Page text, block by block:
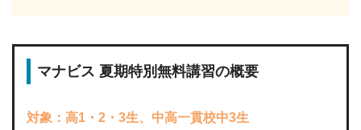
マナビス 夏期特別無料講習の概要
対象：高1・2・3生、中高一貫校中3生